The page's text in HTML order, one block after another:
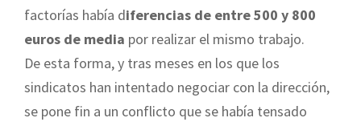
factorías había diferencias de entre 500 y 800
euros de media por realizar el mismo trabajo.
De esta forma, y tras meses en los que los
sindicatos han intentado negociar con la dirección,
se pone fin a un conflicto que se había tensado